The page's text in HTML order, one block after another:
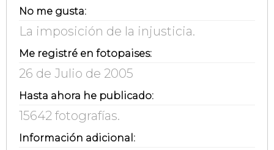
No me gusta:
La imposición de la injusticia.
Me registré en fotopaises:
26 de Julio de 2005
Hasta ahora he publicado:
15642 fotografías.
Información adicional: